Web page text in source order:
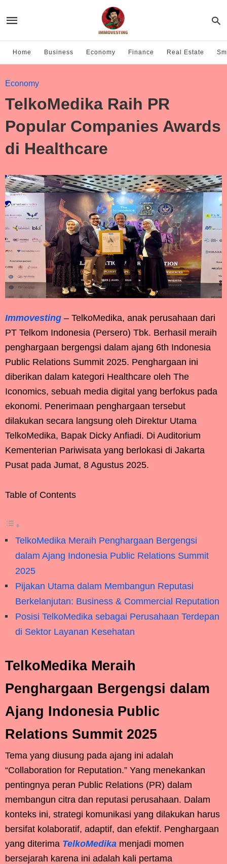
Home Business Economy Finance Real Estate
Economy
TelkoMedika Raih PR
Popular Companies Awards
di Healthcare
Immovesting – TelkoMedika, anak perusahaan dari
PT Telkom Indonesia (Persero) Tbk. Berhasil meraih
penghargaan bergengsi dalam ajang 6th Indonesia
Public Relations Summit 2025. Penghargaan ini
diberikan dalam kategori Healthcare oleh The
Iconomics, sebuah media digital yang berfokus pada
ekonomi. Penerimaan penghargaan tersebut
dilakukan secara langsung oleh Direktur Utama
TelkoMedika, Bapak Dicky Anfiadi. Di Auditorium
Kementerian Pariwisata yang berlokasi di Jakarta
Pusat pada Jumat, 8 Agustus 2025.
Table of Contents
TelkoMedika Meraih Penghargaan Bergengsi
dalam Ajang Indonesia Public Relations Summit
2025
Pijakan Utama dalam Membangun Reputasi
Berkelanjutan: Business & Commercial Reputation
Posisi TelkoMedika sebagai Perusahaan Terdepan
di Sektor Layanan Kesehatan
TelkoMedika Meraih
Penghargaan Bergengsi dalam
Ajang Indonesia Public
Relations Summit 2025
Tema yang diusung pada ajang ini adalah
“Collaboration for Reputation.” Yang menekankan
pentingnya peran Public Relations (PR) dalam
membangun citra dan reputasi perusahaan. Dalam
konteks ini, strategi komunikasi yang dilakukan harus
bersifat kolaboratif, adaptif, dan efektif. Penghargaan
yang diterima TelkoMedika menjadi momen
bersejarah karena ini adalah kali pertama